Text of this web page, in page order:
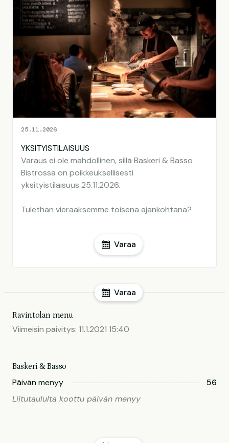
25.11.2026
YKSITYISTILAISUUS
Varaus ei ole mahdollinen, sillä Baskeri & Basso
Bistrossa on poikkeuksellisesti
yksityistilaisuus 25.11.2026.
Tulethan vieraaksemme toisena ajankohtana?
Varaa
Varaa
Ravintolan menu
Viimeisin päivitys: 11.1.2021 15:40
Baskeri & Basso
Päivän menyy
56
Liitutaululta koottu päivän menyy